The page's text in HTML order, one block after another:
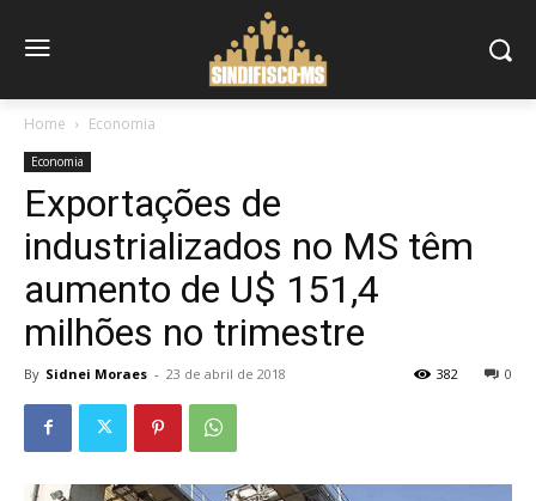
Home Economia
Economia
Exportações de
industrializados no MS têm
aumento de U$ 151,4
milhões no trimestre
By Sidnei Moraes - 23 de abril de 2018 0
382